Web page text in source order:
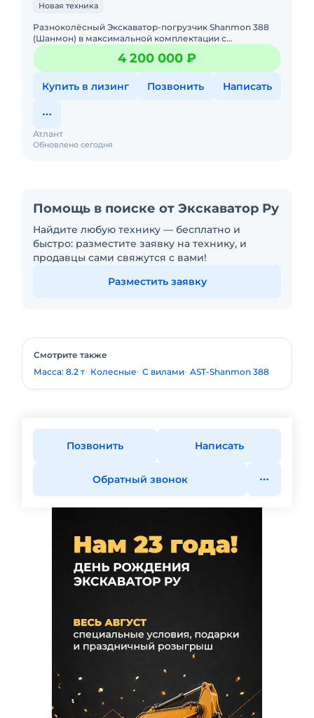
Новая техника
Разноколёсный Экскаватор-погрузчик Shanmon 388
(Шанмон) в максимальной комплектации с
Телескопической стрелой, усиленными мостами,
ковшом 4в1 и 6в1 ЭКСКАВАТОР-
4 200 000 ₽
Купить в лизинг Позвонить Написать
Обновлено сегодня
Атлант
Помощь в поиске от Экскаватор Ру
Найдите любую технику — бесплатно и
быстро: разместите заявку на технику, и
продавцы сами свяжутся с вами!
Разместить заявку
Смотрите также
Масса: 8.2 т Колесные С вилами AST-Shanmon 388
Позвонить Написать
Обратный звонок